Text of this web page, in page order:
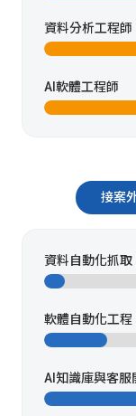
資料分析工程師
AI軟體工程師
接案
資料自動化抓取
軟體自動化工程
AI知識庫與客服